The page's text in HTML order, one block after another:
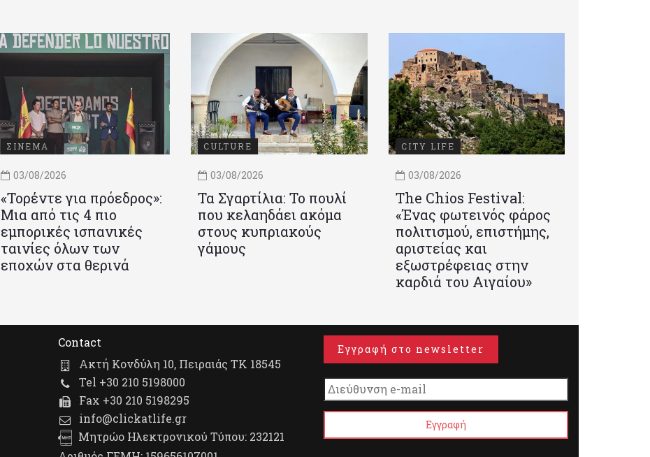
ΣΙΝΕΜΑ
03/08/2026
«Τορέντε για πρόεδρος»:
Mια από τις 4 πιο
εμπορικές ισπανικές
ταινίες όλων των
εποχών στα θερινά
CULTURE
03/08/2026
Τα Σγαρτίλια: Το πουλί
που κελαηδάει ακόμα
στους κυπριακούς
γάμους
CITY LIFE
03/08/2026
Τhe Chios Festival:
«Ένας φωτεινός φάρος
πολιτισμού, επιστήμης,
αριστείας και
εξωστρέφειας στην
καρδιά του Αιγαίου»
Contact
Ακτή Κονδύλη 10, Πειραιάς ΤΚ 18545
Tel +30 210 5198000
Fax +30 210 5198295
info@clickatlife.gr
Μητρώο Ηλεκτρονικού Τύπου: 232121
Εγγραφή στο newsletter